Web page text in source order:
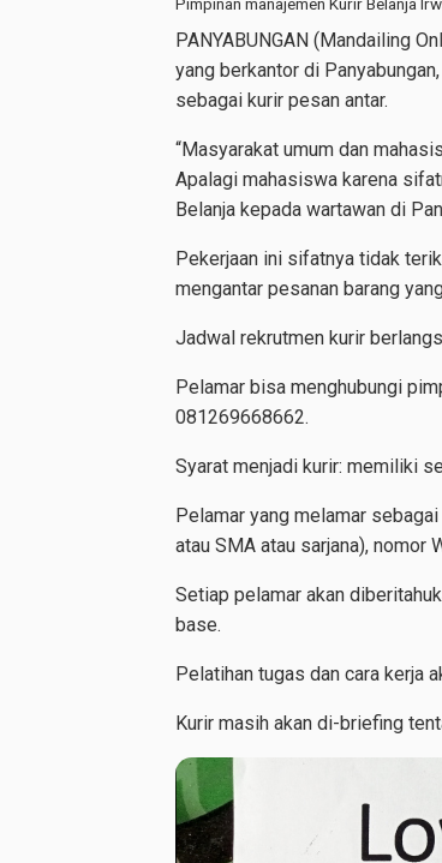
PANYABUNGAN (Mandailing
yang berkantor di
sebagai kurir pesan antar.
“Masyarakat umum dan
Apalagi mahasiswa karena
Belanja kepada wartawan di
Pekerjaan ini sifatnya tidak
mengantar pesanan barang
Jadwal rekrutmen kurir
Pelamar bisa menghubungi
081269668662.
Syarat menjadi kurir: memiliki
Pelamar yang melamar
atau SMA atau sarjana), nomor
Setiap pelamar akan
base.
Pelatihan tugas dan cara kerja
Kurir masih akan di-briefing